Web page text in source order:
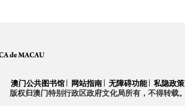
澳门公共图书馆 网站指南 无障碍功能 私隐政策
版权归澳门特别行政区政府文化局所有，不得转载。